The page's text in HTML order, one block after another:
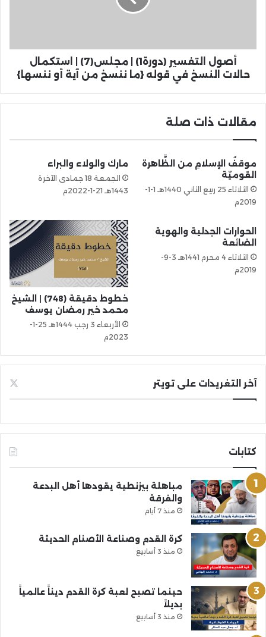
أصول التفسير (دورة1) | مجلس(7) | استكمال
حالات النسخ في قوله {ما ننسخ من آية أو ننسها}
مقالات ذات صلة
موقفُ الإسلامِ من الظَّاهرة
القوميّة
الثلاثاء 25 ربيع الثاني 1440هـ 1-1-
2019م
مارك والولاء والبراء
الجمعة 18 جمادى الآخرة
1443هـ 21-1-2022م
الحوارات الجدلية والهوية
الضائعة
الثلاثاء 4 محرم 1441هـ 3-9-
2019م
خطوط دقيقة (748) | الشيخ
محمد خير رمضان يوسف
الأربعاء 3 رجب 1444هـ 25-1-
2023م
آخر التغريدات على تويتر
كتابات
مباهلة بيزنطية يقودها أهل البدعة
والفرقة
منذ 7 أيام
كرة القدم وصناعة الأصنام الحديثة
منذ 3 أسابيع
حينما تصبح لعبة كرة القدم ديناً عالمياً
بديلاً
منذ 3 أسابيع